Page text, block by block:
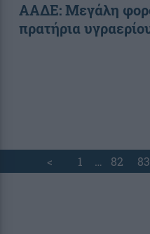
ΑΑΔΕ: Μεγάλη
πρατήρια
< 1 … 82 83